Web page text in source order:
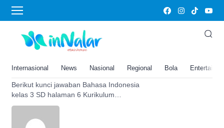
Internasional News Nasional Regional Bola
kelas 3 SD
Kunci Jawaban Bahasa
Indonesia Kelas 3 SD Hal 6
Baru
Berikut kunci jawaban Bahasa Indonesia
kelas 3 SD halaman 6 Kurikulum
Merdeka lengkap dengan pembahasan.